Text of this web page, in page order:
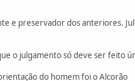
e preservador dos anteriores.
o julgamento só deve ser feito
do homem foi o Alcorão